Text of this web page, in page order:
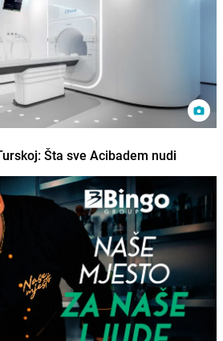
Šta sve Acibadem nudi